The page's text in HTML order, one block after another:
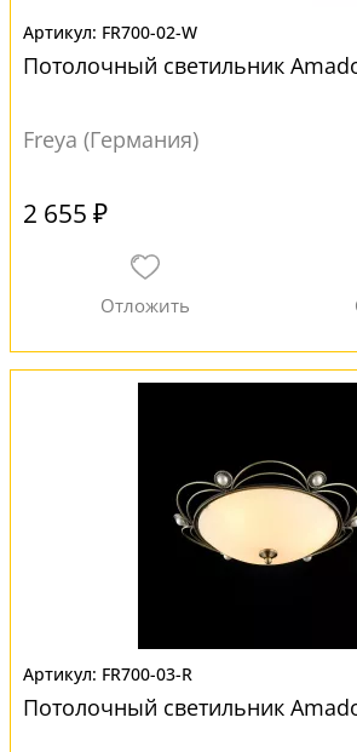
FR700-02-W
Потолочный светильник
Freya (Германия)
2 655 ₽
FR700-03-R
Потолочный светильник